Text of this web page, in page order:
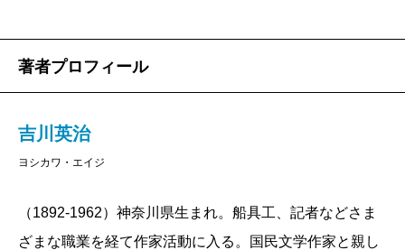
著者プロフィール
吉川英治
ヨシカワ・エイジ
（1892-1962）神奈川県生まれ。船具工、記者などさま
ざまな職業を経て作家活動に入る。国民文学作家と親し